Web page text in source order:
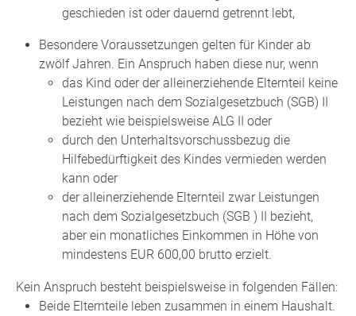
geschieden ist oder dauernd getrennt lebt,
Besondere Voraussetzungen gelten für Kinder ab
zwölf Jahren. Ein Anspruch haben diese nur, wenn
das Kind oder der alleinerziehende Elternteil keine
Leistungen nach dem Sozialgesetzbuch (SGB) II
bezieht wie beispielsweise ALG II oder
durch den Unterhaltsvorschussbezug die
Hilfebedürftigkeit des Kindes vermieden werden
kann oder
der alleinerziehende Elternteil zwar Leistungen
nach dem Sozialgesetzbuch (SGB ) II bezieht,
aber ein monatliches Einkommen in Höhe von
mindestens EUR 600,00 brutto erzielt.
Kein Anspruch besteht beispielsweise in folgenden Fällen:
Beide Elternteile leben zusammen in einem Haushalt.